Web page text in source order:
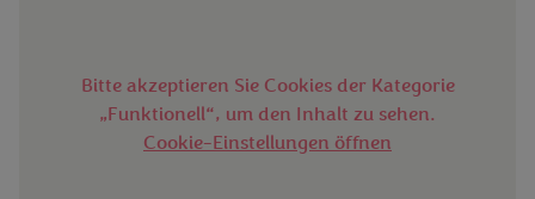
Bitte akzeptieren Sie Cookies der Kategorie
„Funktionell“, um den Inhalt zu sehen.
Cookie-Einstellungen öffnen